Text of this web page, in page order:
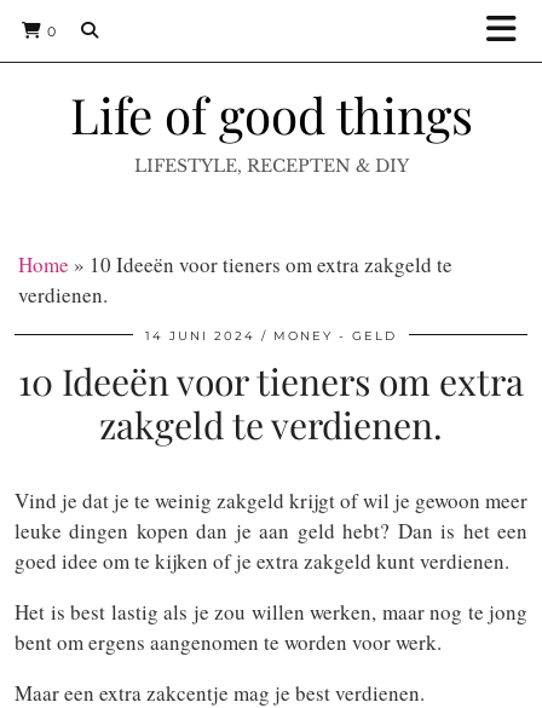
0
Life of good things
LIFESTYLE, RECEPTEN & DIY
Home » 10 Ideeën voor tieners om extra zakgeld te
verdienen.
14 JUNI 2024 MONEY - GELD
10 Ideeën voor tieners om extra
zakgeld te verdienen.
Vind je dat je te weinig zakgeld krijgt of wil je gewoon meer
leuke dingen kopen dan je aan geld hebt? Dan is het een
goed idee om te kijken of je extra zakgeld kunt verdienen.
Het is best lastig als je zou willen werken, maar nog te jong
bent om ergens aangenomen te worden voor werk.
Maar een extra zakcentje mag je best verdienen.